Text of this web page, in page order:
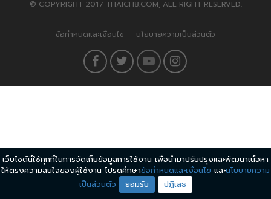
© COPYRIGHT 2017 THAICH8.COM, ALL RIGHT RESERVED.
ข้อกำหนดและเงื่อนไข นโยบายความเป็นส่วนตัว
เว็บไซต์นี้ใช้คุกกี้ในการจัดเก็บข้อมูลการใช้งาน เพื่อนำมาปรับปรุงและพัฒนาเนื้อหา
ให้ตรงความสนใจของผู้ใช้งาน โปรดศึกษาข้อกำหนดและเงื่อนไข และนโยบายความ
เป็นส่วนตัว
ยอมรับ ปฏิเสธ